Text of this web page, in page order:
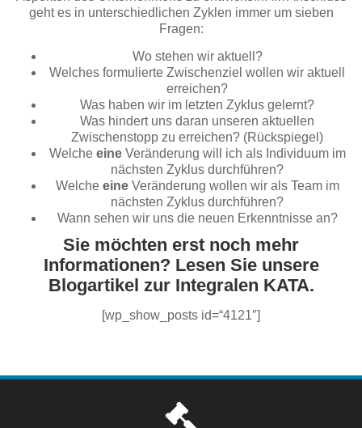
geht es in unterschiedlichen Zyklen immer um sieben
Fragen:
Wo stehen wir aktuell?
Welches formulierte Zwischenziel wollen wir aktuell
erreichen?
Was haben wir im letzten Zyklus gelernt?
Was hindert uns daran unseren aktuellen
Zwischenstopp zu erreichen? (Rückspiegel)
Welche eine Veränderung will ich als Individuum im
nächsten Zyklus durchführen?
Welche eine Veränderung wollen wir als Team im
nächsten Zyklus durchführen?
Wann sehen wir uns die neuen Erkenntnisse an?
Sie möchten erst noch mehr
Informationen? Lesen Sie unsere
Blogartikel zur Integralen KATA.
[wp_show_posts id=“4121″]